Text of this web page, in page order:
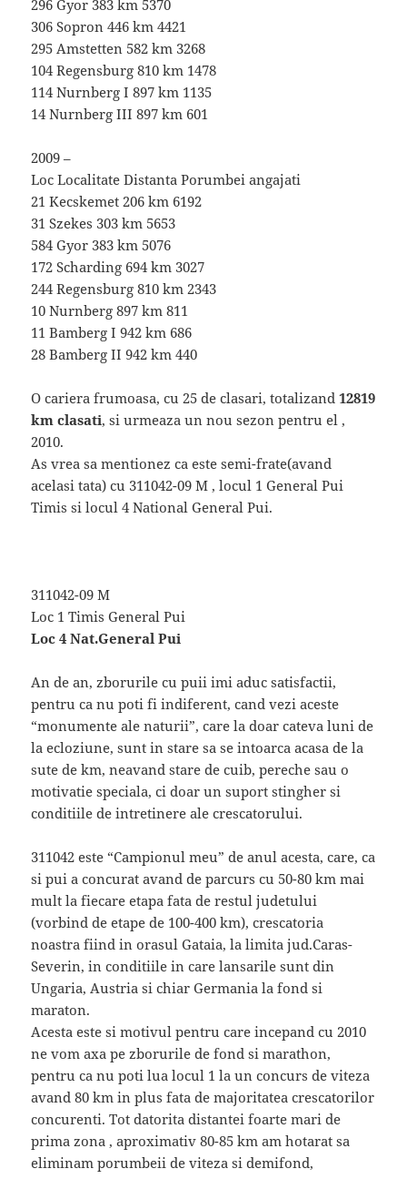
296 Gyor 383 km 5370
306 Sopron 446 km 4421
295 Amstetten 582 km 3268
104 Regensburg 810 km 1478
114 Nurnberg I 897 km 1135
14 Nurnberg III 897 km 601
2009 –
Loc Localitate Distanta Porumbei angajati
21 Kecskemet 206 km 6192
31 Szekes 303 km 5653
584 Gyor 383 km 5076
172 Scharding 694 km 3027
244 Regensburg 810 km 2343
10 Nurnberg 897 km 811
11 Bamberg I 942 km 686
28 Bamberg II 942 km 440
O cariera frumoasa, cu 25 de clasari, totalizand12819
km clasati, si urmeaza un nou sezon pentru el ,
2010.
As vrea sa mentionez ca este semi-frate(avand
acelasi tata) cu 311042-09 M , locul 1 General Pui
Timis si locul 4 National General Pui.
311042-09 M
Loc 1 Timis General Pui
Loc 4 Nat.General Pui
An de an, zborurile cu puii imi aduc satisfactii,
pentru ca nu poti fi indiferent, cand vezi aceste
“monumente ale naturii”, care la doar cateva luni de
la ecloziune, sunt in stare sa se intoarca acasa de la
sute de km, neavand stare de cuib, pereche sau o
motivatie speciala, ci doar un suport stingher si
conditiile de intretinere ale crescatorului.
311042 este “Campionul meu” de anul acesta, care, ca
si pui a concurat avand de parcurs cu 50-80 km mai
mult la fiecare etapa fata de restul judetului
(vorbind de etape de 100-400 km), crescatoria
noastra fiind in orasul Gataia, la limita jud.Caras-
Severin, in conditiile in care lansarile sunt din
Ungaria, Austria si chiar Germania la fond si
maraton.
Acesta este si motivul pentru care incepand cu 2010
ne vom axa pe zborurile de fond si marathon,
pentru ca nu poti lua locul 1 la un concurs de viteza
avand 80 km in plus fata de majoritatea crescatorilor
concurenti. Tot datorita distantei foarte mari de
prima zona , aproximativ 80-85 km am hotarat sa
eliminam porumbeii de viteza si demifond,